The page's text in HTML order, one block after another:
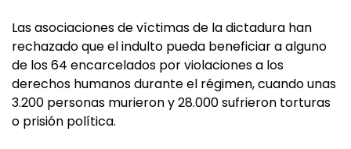
Las asociaciones de víctimas de la dictadura han
rechazado que el indulto pueda beneficiar a alguno
de los 64 encarcelados por violaciones a los
derechos humanos durante el régimen, cuando unas
3.200 personas murieron y 28.000 sufrieron torturas
o prisión política.